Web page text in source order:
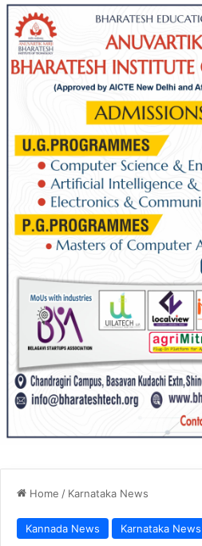
Home / Karnataka News
Kannada News Karnataka News